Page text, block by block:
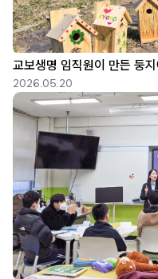
교보생명 임직원이 만든 둥
2026.05.20